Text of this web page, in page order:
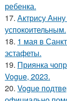
ребенка.
17. Актрису
успокоительным.
18. 1 мая в
эстафеты.
19. Приянка
Vogue, 2023.
20. Vogue